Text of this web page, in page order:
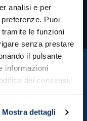
analisi e per
Puoi
le funzioni
senza prestare
il pulsante
informazioni
dei consensi,
Mostra dettagli
and
Lazio Maremma
surroundings